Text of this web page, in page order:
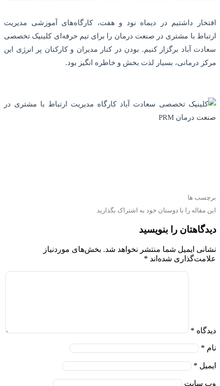
افتخار داشتیم در دیماه نود و هفت، کارگاه‌های آموزشی مدیریت
ارتباط با مشتری در صنعت درمان را برای تیم حرفه‌ای کلینیک تخصصی
سعادت آباد برگزار کنیم. بودن در کنار مدیران و کارکنان پر انرژی این
مرکز درمانی،‌ بسیار لذت بخش و خاطره انگیز بود.
برچسب ها
این مقاله را با دوستان خود به اشتراک بگذارید
دیدگاهتان را بنویسید
نشانی ایمیل شما منتشر نخواهد شد. بخش‌های موردنیاز
علامت‌گذاری شده‌اند *
دیدگاه *
نام *
ایمیل *
وب‌ سایت